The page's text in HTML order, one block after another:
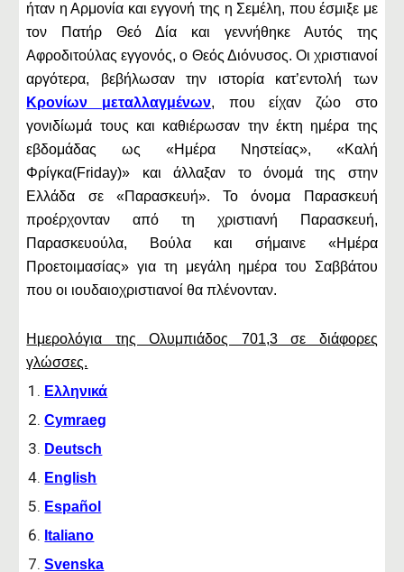
ήταν η Αρμονία και εγγονή της η Σεμέλη, που έσμιξε με
τον Πατήρ Θεό Δία και γεννήθηκε Αυτός της
Αφροδιτούλας εγγονός, ο Θεός Διόνυσος. Οι χριστιανοί
αργότερα, βεβήλωσαν την ιστορία κατ’εντολή των
Κρονίων μεταλλαγμένων, που είχαν ζώο στο
γονιδίωμά τους και καθιέρωσαν την έκτη ημέρα της
εβδομάδας ως «Ημέρα Νηστείας», «Καλή
Φρίγκα(Friday)» και άλλαξαν το όνομά της στην
Ελλάδα σε «Παρασκευή». Το όνομα Παρασκευή
προέρχονταν από τη χριστιανή Παρασκευή,
Παρασκευούλα, Βούλα και σήμαινε «Ημέρα
Προετοιμασίας» για τη μεγάλη ημέρα του Σαββάτου
που οι ιουδαιοχριστιανοί θα πλένονταν.
Ημερολόγια της Ολυμπιάδος 701,3 σε διάφορες
γλώσσες.
Ελληνικά
Cymraeg
Deutsch
English
Español
Italiano
Svenska